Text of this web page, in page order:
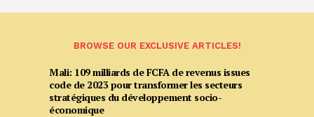
BROWSE OUR EXCLUSIVE ARTICLES!
Mali: 109 milliards de FCFA de revenus issues
code de 2023 pour transformer les secteurs
stratégiques du développement socio-
économique